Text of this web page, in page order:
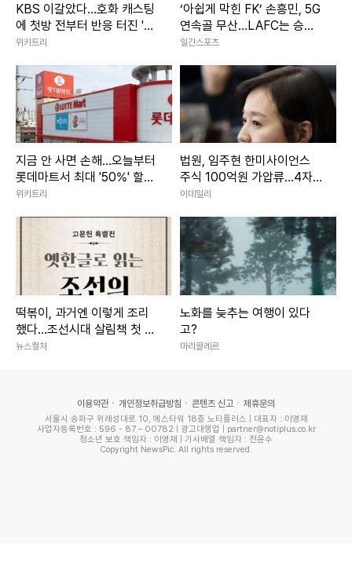
KBS 이갈았다…호화 캐스팅
에 첫방 전부터 반응 터진 '한
국 드라마'
위키트리
‘아쉽게 막힌 FK’ 손흥민, 5G
연속골 무산…LAFC는 승부
차기 진땀승
일간스포츠
지금 안 사면 손해…오늘부터
롯데마트서 최대 '50%' 할인
하는 '이 상품'
위키트리
법원, 임주현 한미사이언스
주식 100억원 가압류…4자연
합 갈등 법정전 확산
이데일리
떡볶이, 과거엔 이렇게 조리
했다…조선시대 살림책 첫 공
개
뉴스컬처
노화를 늦추는 여행이 있다
고?
마리끌레르
이용약관 개인정보취급방침 콘텐츠 신고 제휴문의
서울시 송파구 위례성대로 10, 에스타워 18층 노티플러스 | 대표자 : 이영재
사업자등록번호 : 596 - 87 – 00782 | 광고대행업 | partner@notiplus.co.kr
청소년 보호 책임자 : 이영재 | 기사배열 책임자 : 전윤수
Copyright NewsPic. All rights reserved.